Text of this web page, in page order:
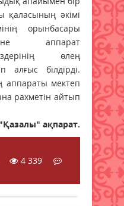
қаласының әкімі
орынбасары
аппарат
өлең
алғыс білдірді.
аппараты мектеп
рахметін айтып
"Қазалы" ақпарат.
4 339